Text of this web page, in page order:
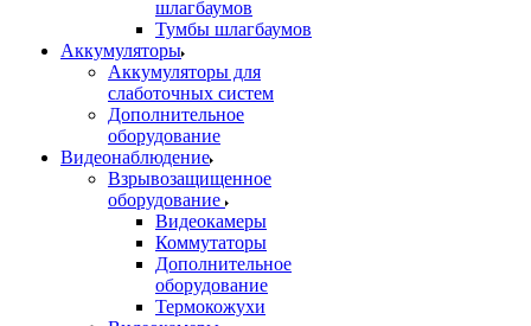
шлагбаумов
Тумбы шлагбаумов
Аккумуляторы
Аккумуляторы для
слаботочных систем
Дополнительное
оборудование
Видеонаблюдение
Взрывозащищенное
оборудование
Видеокамеры
Коммутаторы
Дополнительное
оборудование
Термокожухи